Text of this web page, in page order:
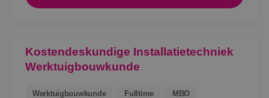
Kostendeskundige Installatietechniek
Werktuigbouwkunde
Werktuigbouwkunde Fulltime MBO